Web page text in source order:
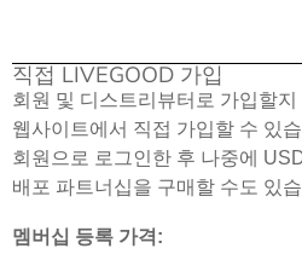
직접 LIVEGOOD 가입
회원 및 디스트리뷰터로 가입할
웹사이트에서 직접 가입할 수 있
회원으로 로그인한 후 나중에
배포 파트너십을 구매할 수도 있
멤버십 등록 가격: